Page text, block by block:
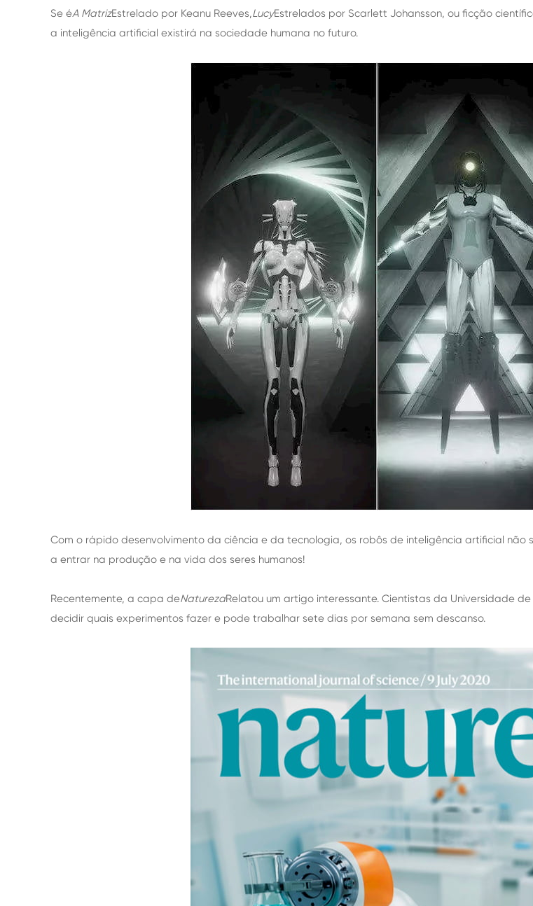
Se éA MatrizEstrelado por Keanu Reeves,LucyEstrelados por Scarlett Johansson, ou ficção
a inteligência artificial existirá na sociedade humana no futuro.
Com o rápido desenvolvimento da ciência e da tecnologia, os robôs de inteligência artificial
a entrar na produção e na vida dos seres humanos!
Recentemente, a capa deNaturezaRelatou um artigo interessante. Cientistas da Universidade
decidir quais experimentos fazer e pode trabalhar sete dias por semana sem descanso.